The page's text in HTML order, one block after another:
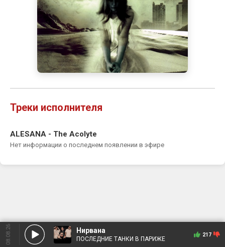
Треки исполнителя
ALESANA - The Acolyte
Нет информации о последнем появлении в эфире
08.08.26 Нирвана
ПОСЛЕДНИЕ ТАНКИ В ПАРИЖЕ
217